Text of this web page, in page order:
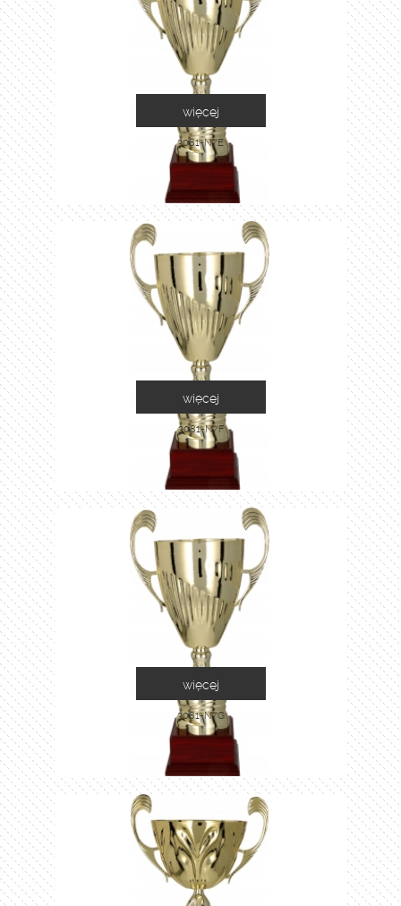
3081-N/E
więcej
3081-N/F
więcej
3081-N/G
więcej